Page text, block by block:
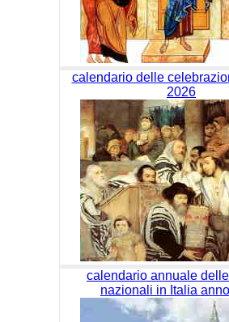
calendario delle
2026
calendario annuale
nazionali in Italia